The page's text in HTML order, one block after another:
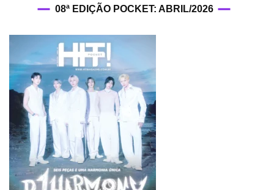
08ª EDIÇÃO POCKET: ABRIL/2026